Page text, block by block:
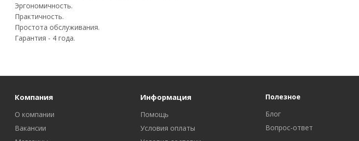
Эргономичность.
Практичность.
Простота обслуживания.
Гарантия - 4 года.
Компания
О компании
Вакансии
Информация
Помощь
Условия оплаты
Полезное
Блог
Вопрос-ответ